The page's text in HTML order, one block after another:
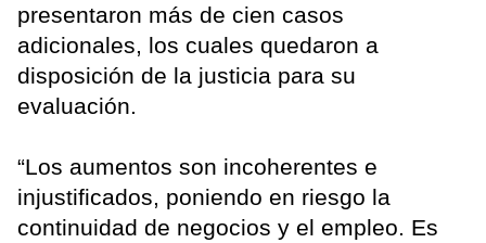
presentaron más de cien casos
adicionales, los cuales quedaron a
disposición de la justicia para su
evaluación.
“Los aumentos son incoherentes e
injustificados, poniendo en riesgo la
continuidad de negocios y el empleo. Es